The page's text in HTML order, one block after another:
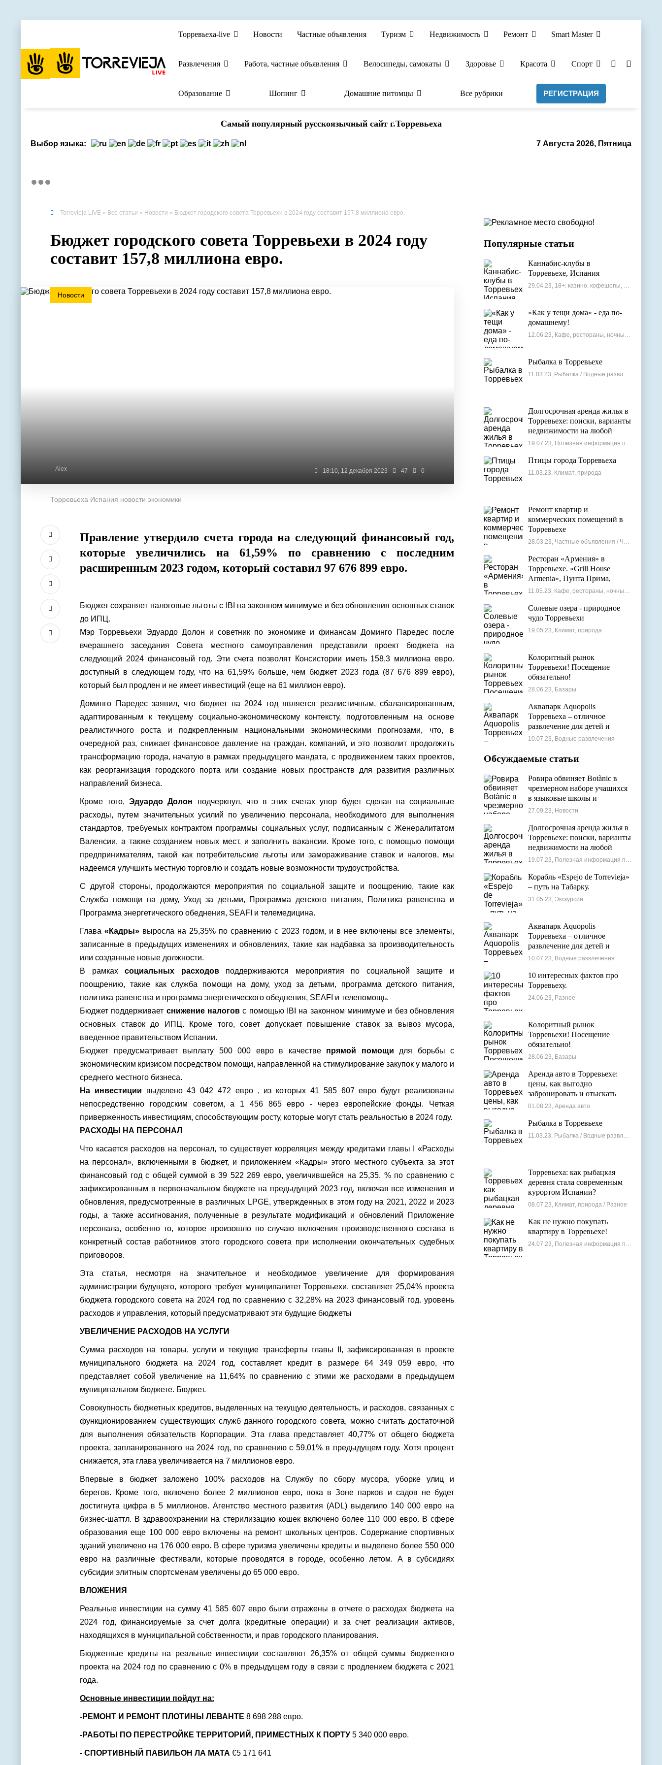
Торревьеха-live Новости Частные объявления Туризм Недвижимость Ремонт Smart Master
Развлечения Работа, частные объявления Велосипеды, самокаты Здоровье Красота Спорт
Образование Шопинг Домашние питомцы Все рубрики РЕГИСТРАЦИЯ
Cамый популярный русскоязычный сайт г.Торревьеха
7 Августа 2026, Пятница
Выбор языка:
Torrevieja LIVE » Все статьи » Новости » Бюджет городского совета Торревьехи в 2024 году составит 157,8 миллиона евро.
Бюджет городского совета Торревьехи в 2024 году
составит 157,8 миллиона евро.
Новости
Alex 18:10, 12 декабря 2023 47 0
Торревьеха Испания новости экономики
Правление утвердило счета города на следующий финансовый год,
которые увеличились на 61,59% по сравнению с последним
расширенным 2023 годом, который составил 97 676 899 евро.
Бюджет сохраняет налоговые льготы с IBI на законном минимуме и без обновления основных ставок
до ИПЦ.
Мэр Торревьехи Эдуардо Долон и советник по экономике и финансам Доминго Паредес после
вчерашнего заседания Совета местного самоуправления представили проект бюджета на
следующий 2024 финансовый год. Эти счета позволят Консистории иметь 158,3 миллиона евро.
доступный в следующем году, что на 61,59% больше, чем бюджет 2023 года (87 676 899 евро),
который был продлен и не имеет инвестиций (еще на 61 миллион евро).
Доминго Паредес заявил, что бюджет на 2024 год является реалистичным, сбалансированным,
адаптированным к текущему социально-экономическому контексту, подготовленным на основе
реалистичного роста и подкрепленным национальными экономическими прогнозами, что, в
очередной раз, снижает финансовое давление на граждан. компаний, и это позволит продолжить
трансформацию города, начатую в рамках предыдущего мандата, с продвижением таких проектов,
как реорганизация городского порта или создание новых пространств для развития различных
направлений бизнеса.
Кроме того,Эдуардо Долон подчеркнул, что в этих счетах упор будет сделан на социальные
расходы, путем значительных усилий по увеличению персонала, необходимого для выполнения
стандартов, требуемых контрактом программы социальных услуг, подписанным с Женералитатом
Валенсии, а также созданием новых мест. и заполнить вакансии. Кроме того, с помощью помощи
предпринимателям, такой как потребительские льготы или замораживание ставок и налогов, мы
надеемся улучшить местную торговлю и создать новые возможности трудоустройства.
С другой стороны, продолжаются мероприятия по социальной защите и поощрению, такие как
Служба помощи на дому, Уход за детьми, Программа детского питания, Политика равенства и
Программа энергетического обеднения, SEAFI и телемедицина.
Глава«Кадры» выросла на 25,35% по сравнению с 2023 годом, и в нее включены все элементы,
записанные в предыдущих изменениях и обновлениях, такие как надбавка за производительность
или созданные новые должности.
В рамкахсоциальных расходовподдерживаются мероприятия по социальной защите и
поощрению, такие как служба помощи на дому, уход за детьми, программа детского питания,
политика равенства и программа энергетического обеднения, SEAFI и телепомощь.
Бюджет поддерживает снижение налогов с помощью IBI на законном минимуме и без обновления
основных ставок до ИПЦ. Кроме того, совет допускает повышение ставок за вывоз мусора,
введенное правительством Испании.
Бюджет предусматривает выплату 500 000 евро в качестве прямой помощи для борьбы с
экономическим кризисом посредством помощи, направленной на стимулирование закупок у малого и
среднего местного бизнеса.
На инвестиции выделено 43 042 472 евро , из которых 41 585 607 евро будут реализованы
непосредственно городским советом, а 1 456 865 евро - через европейские фонды. Четкая
приверженность инвестициям, способствующим росту, которые могут стать реальностью в 2024 году.
РАСХОДЫ НА ПЕРСОНАЛ
Что касается расходов на персонал, то существует корреляция между кредитами главы I «Расходы
на персонал», включенными в бюджет, и приложением «Кадры» этого местного субъекта за этот
финансовый год с общей суммой в 39 522 269 евро, увеличившейся на 25,35. % по сравнению с
зафиксированным в первоначальном бюджете на предыдущий 2023 год, включая все изменения и
обновления, предусмотренные в различных LPGE, утвержденных в этом году на 2021, 2022 и 2023
годы, а также ассигнования, полученные в результате модификаций и обновлений Приложение
персонала, особенно то, которое произошло по случаю включения производственного состава в
конкретный состав работников этого городского совета при исполнении окончательных судебных
приговоров.
Эта статья, несмотря на значительное и необходимое увеличение для формирования
администрации будущего, которого требует муниципалитет Торревьехи, составляет 25,04% проекта
бюджета городского совета на 2024 год по сравнению с 32,28% на 2023 финансовый год. уровень
расходов и управления, который предусматривают эти будущие бюджеты
УВЕЛИЧЕНИЕ РАСХОДОВ НА УСЛУГИ
Сумма расходов на товары, услуги и текущие трансферты главы II, зафиксированная в проекте
муниципального бюджета на 2024 год, составляет кредит в размере 64 349 059 евро, что
представляет собой увеличение на 11,64% по сравнению с этими же расходами в предыдущем
муниципальном бюджете. Бюджет.
Совокупность бюджетных кредитов, выделенных на текущую деятельность, и расходов, связанных с
функционированием существующих служб данного городского совета, можно считать достаточной
для выполнения обязательств Корпорации. Эта глава представляет 40,77% от общего бюджета
проекта, запланированного на 2024 год, по сравнению с 59,01% в предыдущем году. Хотя процент
снижается, эта глава увеличивается на 7 миллионов евро.
Впервые в бюджет заложено 100% расходов на Службу по сбору мусора, уборке улиц и
берегов. Кроме того, включено более 2 миллионов евро, пока в Зоне парков и садов не будет
достигнута цифра в 5 миллионов. Агентство местного развития (ADL) выделило 140 000 евро на
бизнес-шаттл. В здравоохранении на стерилизацию кошек включено более 110 000 евро. В сфере
образования еще 100 000 евро включены на ремонт школьных центров. Содержание спортивных
зданий увеличено на 176 000 евро. В сфере туризма увеличены кредиты и выделено более 550 000
евро на различные фестивали, которые проводятся в городе, особенно летом. А в субсидиях
субсидии элитным спортсменам увеличены до 65 000 евро.
ВЛОЖЕНИЯ
Реальные инвестиции на сумму 41 585 607 евро были отражены в отчете о расходах бюджета на
2024 год, финансируемые за счет долга (кредитные операции) и за счет реализации активов,
находящихся в муниципальной собственности, и прав городского планирования.
Бюджетные кредиты на реальные инвестиции составляют 26,35% от общей суммы бюджетного
проекта на 2024 год по сравнению с 0% в предыдущем году в связи с продлением бюджета с 2021
года.
Основные инвестиции пойдут на:
-РЕМОНТ И РЕМОНТ ПЛОТИНЫ ЛЕВАНТЕ 8 698 288 евро.
-РАБОТЫ ПО ПЕРЕСТРОЙКЕ ТЕРРИТОРИЙ, ПРИМЕСТНЫХ К ПОРТУ 5 340 000 евро.
- СПОРТИВНЫЙ ПАВИЛЬОН ЛА МАТА €5 171 641
Популярные статьи
Каннабис-клубы в
Торревьехе, Испания
29.04.23, 18+: казино, кофешопы, стрип-бары
«Как у тещи дома» - еда по-
домашнему!
12.06.23, Кафе, рестораны, ночные клубы
Рыбалка в Торревьехе
11.03.23, Рыбалка / Водные развлечения
Долгосрочная аренда жилья в
Торревьехе: поиски, варианты
недвижимости на любой
бюджет
19.07.23, Полезная информация по недвижимости
Птицы города Торревьеха
11.03.23, Климат, природа
Ремонт квартир и
коммерческих помещений в
Торревьехе
28.03.23, Частные объявления / Частные мастера
Ресторан «Армения» в
Торревьехе. «Grill House
Armenia», Пунта Прима,
Испания
11.05.23, Кафе, рестораны, ночные клубы
Солевые озера - природное
чудо Торревьехи
19.05.23, Климат, природа
Колоритный рынок
Торревьехи! Посещение
обязательно!
28.06.23, Базары
Аквапарк Aquopolis
Торревьеха – отличное
развлечение для детей и
взрослых
10.07.23, Водные развлечения
Обсуждаемые статьи
Ровира обвиняет Botànic в
чрезмерном наборе учащихся
в языковые школы и
проблемах с ассигнованиями
27.09.23, Новости
Долгосрочная аренда жилья в
Торревьехе: поиски, варианты
недвижимости на любой
бюджет
19.07.23, Полезная информация по недвижимости
Корабль «Espejo de Torrevieja»
– путь на Табарку.
31.05.23, Экскурсии
Аквапарк Aquopolis
Торревьеха – отличное
развлечение для детей и
взрослых
10.07.23, Водные развлечения
10 интересных фактов про
Торревьеху.
24.06.23, Разное
Колоритный рынок
Торревьехи! Посещение
обязательно!
28.06.23, Базары
Аренда авто в Торревьехе:
цены, как выгодно
забронировать и отыскать
лучшие варианты
01.08.23, Аренда авто
Рыбалка в Торревьехе
11.03.23, Рыбалка / Водные развлечения
Торревьеха: как рыбацкая
деревня стала современным
курортом Испании?
08.07.23, Климат, природа / Разное
Как не нужно покупать
квартиру в Торревьехе!
24.07.23, Полезная информация по недвижимости